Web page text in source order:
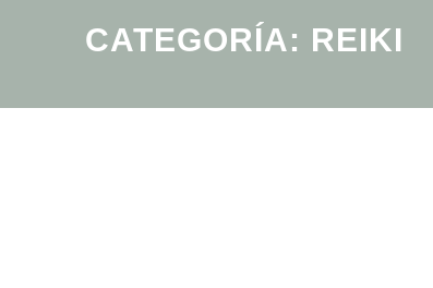
CATEGORÍA: REIKI